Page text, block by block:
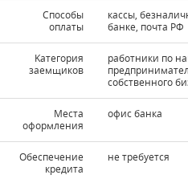
Способы
оплаты
кассы,
банке, почта РФ
Kатегория
заемщиков
работники по
собственного
Места
оформления
офис банка
Обеспечение
кредита
не требуется